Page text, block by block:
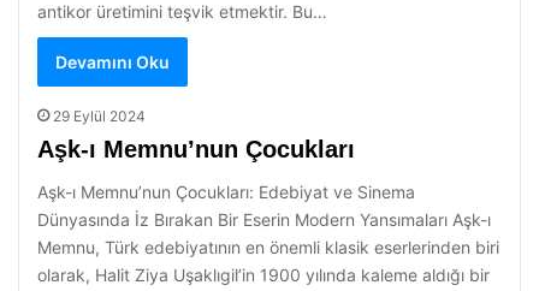
antikor üretimini teşvik etmektir. Bu…
Devamını Oku
29 Eylül 2024
Aşk-ı Memnu’nun Çocukları
Aşk-ı Memnu’nun Çocukları: Edebiyat ve Sinema
Dünyasında İz Bırakan Bir Eserin Modern Yansımaları Aşk-ı
Memnu, Türk edebiyatının en önemli klasik eserlerinden biri
olarak, Halit Ziya Uşaklıgil’in 1900 yılında kaleme aldığı bir